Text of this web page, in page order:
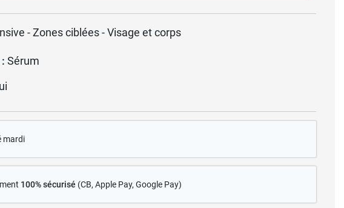
- Zones ciblées - Visage et corps
Sérum
mardi
100% sécurisé (CB, Apple Pay, Google Pay)